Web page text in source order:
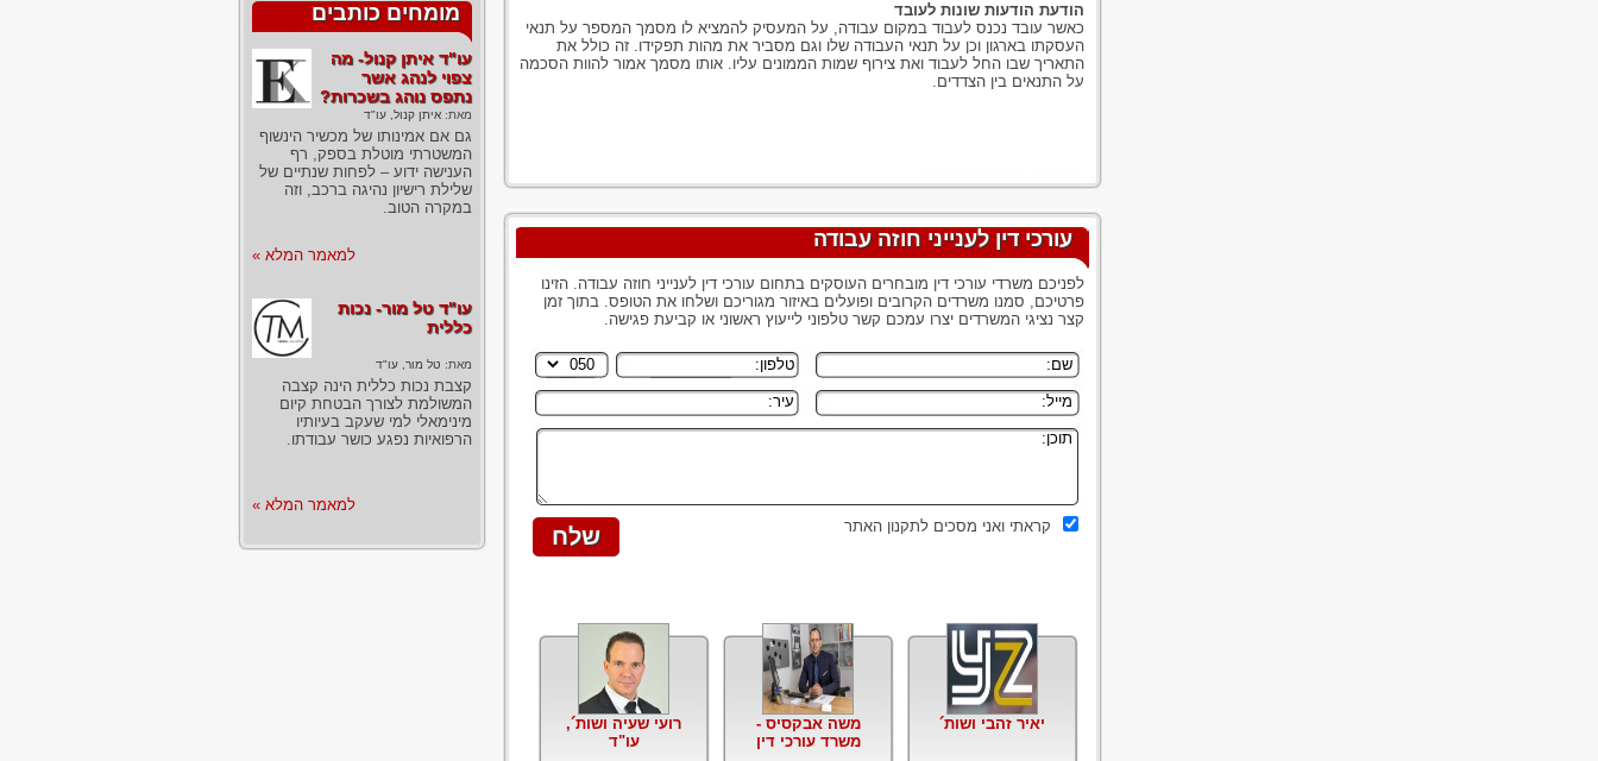
הודעת הודעות שונות לעובד
כאשר עובד נכנס לעבוד במקום עבודה, על המעסיק להמציא לו מסמך המספר על תנאי
העסקתו בארגון וכן על תנאי העבודה שלו וגם מסביר את מהות תפקידו. זה כולל את
התאריך שבו החל לעבוד ואת צירוף שמות הממונים עליו. אותו מסמך אמור להוות הסכמה
על התנאים בין הצדדים.
עורכי דין לענייני חוזה עבודה
לפניכם משרדי עורכי דין מובחרים העוסקים בתחום עורכי דין לענייני חוזה עבודה. הזינו
פרטיכם, סמנו משרדים הקרובים ופועלים באיזור מגוריכם ושלחו את הטופס. בתוך זמן
קצר נציגי המשרדים יצרו עמכם קשר טלפוני לייעוץ ראשוני או קביעת פגישה.
קראתי ואני מסכים לתקנון האתר
יאיר זהבי ושות´
משה אבקסיס -
משרד עורכי דין
רועי שעיה ושות´,
עו"ד
מומחים כותבים
עו"ד איתן קנול- מה
צפוי לנהג אשר
נתפס נוהג בשכרות?
מאת: איתן קנול, עו"ד
גם אם אמינותו של מכשיר הינשוף
המשטרתי מוטלת בספק, רף
הענישה ידוע – לפחות שנתיים של
שלילת רישיון נהיגה ברכב, וזה
במקרה הטוב.
למאמר המלא »
עו"ד טל מור- נכות
כללית
מאת: טל מור, עו"ד
קצבת נכות כללית הינה קצבה
המשולמת לצורך הבטחת קיום
מינימאלי למי שעקב בעיותיו
הרפואיות נפגע כושר עבודתו.
למאמר המלא »